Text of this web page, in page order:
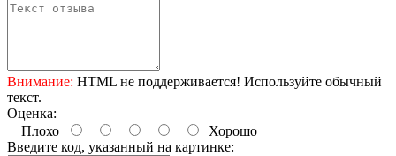
Внимание: HTML не поддерживается! Используйте обычный
текст.
Оценка:
Плохо
Хорошо
Введите код, указанный на картинке: